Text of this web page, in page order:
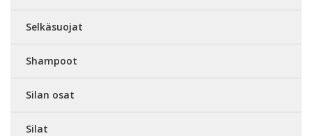
Selkäsuojat
Shampoot
Silan osat
Silat